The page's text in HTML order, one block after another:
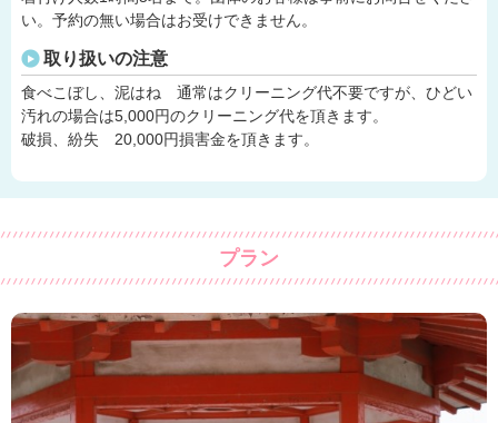
い。予約の無い場合はお受けできません。
取り扱いの注意
食べこぼし、泥はね 通常はクリーニング代不要ですが、ひどい
汚れの場合は5,000円のクリーニング代を頂きます。
破損、紛失 20,000円損害金を頂きます。
プラン